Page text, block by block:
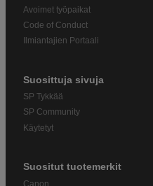
Avoimet työpaikat
Code of Conduct
Ilmiantajien Portaali
Suosittuja sivuja
SP Tykkää
SP Community
Käytetyt
Suositut tuotemerkit
Canon